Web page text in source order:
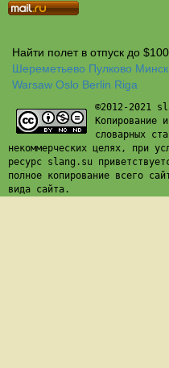
Найти полет в отпуск до
Шереметьево Пулково Минск
Warsaw Oslo Berlin Riga
©2012-2021
Копирование
словарных
некоммерческих целях, при
ресурс slang.su
полное копирование всего
вида сайта.